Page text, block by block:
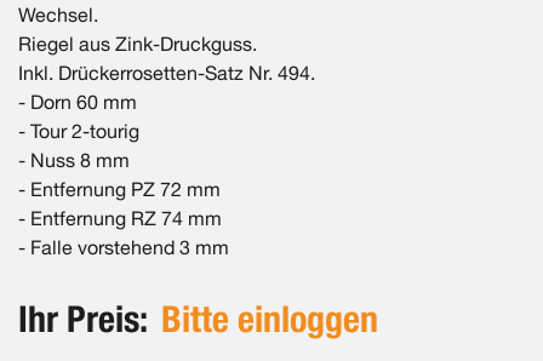
Wechsel.
Riegel aus Zink-Druckguss.
Inkl. Drückerrosetten-Satz Nr. 494.
- Dorn 60 mm
- Tour 2-tourig
- Nuss 8 mm
- Entfernung PZ 72 mm
- Entfernung RZ 74 mm
- Falle vorstehend 3 mm
Ihr Preis: Bitte einloggen